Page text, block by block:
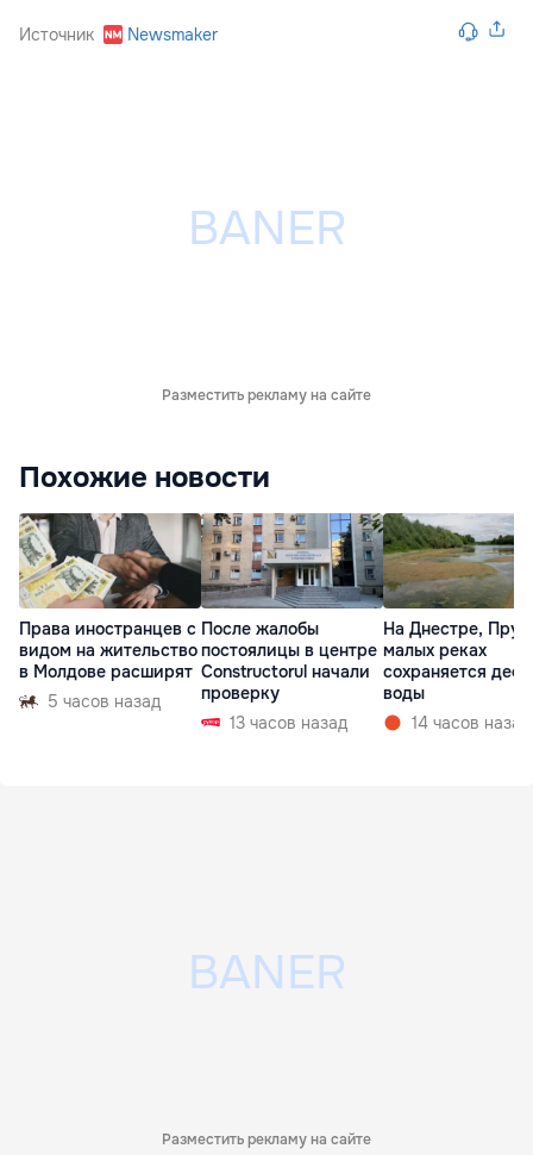
Источник Newsmaker
Разместить рекламу на сайте
Похожие новости
Права иностранцев с
видом на жительство
в Молдове расширят
5 часов назад
После жалобы
постоялицы в центре
Constructorul начали
проверку
13 часов назад
На Днестре,
малых реках
сохраняется
воды
14 часов назад
Разместить рекламу на сайте